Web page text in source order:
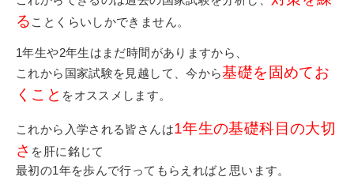
る ことくらいしかできません。
1年生や2年生はまだ時間がありますから、
これから国家試験を見越して、今から基礎を固めてお
くこと をオススメします。
これから入学される皆さんは1年生の基礎科目の大切
さ を肝に銘じて
最初の1年を歩んで行ってもらえればと思います。